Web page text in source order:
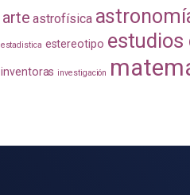
arte astrofísica
estadistica estereotipo estudios
inventoras investigación